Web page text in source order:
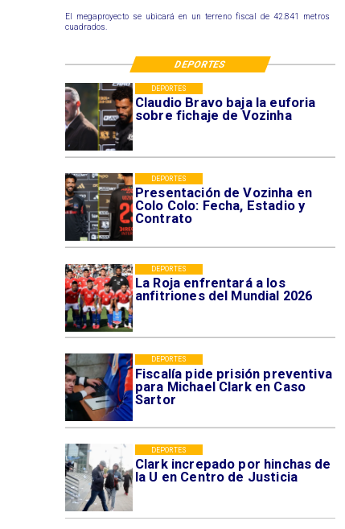
Claudio Bravo baja la euforia
sobre fichaje de Vozinha
DEPORTES
Presentación de Vozinha en
Colo Colo: Fecha, Estadio y
Contrato
DEPORTES
La Roja enfrentará a los
anfitriones del Mundial 2026
DEPORTES
Fiscalía pide prisión preventiva
para Michael Clark en Caso
Sartor
DEPORTES
Clark increpado por hinchas de
la U en Centro de Justicia
DEPORTES
El megaproyecto se ubicará en un terreno fiscal de 42.841 metros
cuadrados.
DEPORTES